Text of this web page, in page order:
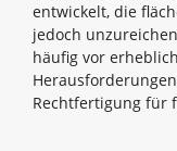
entwickelt, die
jedoch
häufig vor
Rechtfertigung für